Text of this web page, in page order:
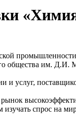
общества им. Д.И.
спрос на